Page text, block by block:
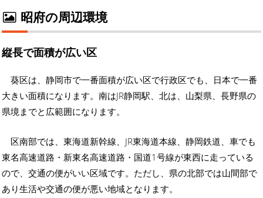
昭府の周辺環境
縦長で面積が広い区
葵区は、静岡市で一番面積が広い区で行政区でも、日本で一番
大きい面積になります。南はJR静岡駅、北は、山梨県、長野県の
県境までと広範囲になります。
区南部では、東海道新幹線、JR東海道本線、静岡鉄道、車でも
東名高速道路・新東名高速道路・国道1号線が東西に走っている
ので、交通の便がいい区域です。ただし、県の北部では山間部で
あり生活や交通の便が悪い地域となります。